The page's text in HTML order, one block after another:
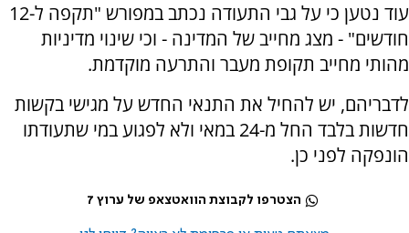
עוד נטען כי על גבי התעודה נכתב במפורש "תקפה ל-12
חודשים" - מצג מחייב של המדינה - וכי שינוי מדיניות
מהותי מחייב תקופת מעבר והתרעה מוקדמת.
לדבריהם, יש להחיל את התנאי החדש על מגישי בקשות
חדשות בלבד החל מ-24 במאי ולא לפגוע במי שתעודתו
הונפקה לפני כן.
הצטרפו לקבוצת הוואטצאפ של ערוץ 7